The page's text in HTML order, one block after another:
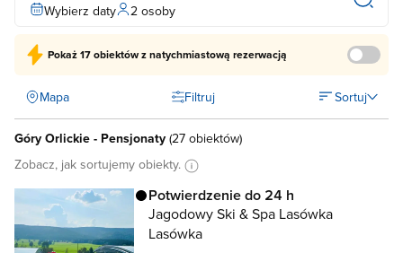
Wybierz daty 2 osoby
Pokaż17 obiektówz natychmiastową rezerwacją
Mapa Filtruj Sortuj
Góry Orlickie - Pensjonaty (27 obiektów)
Zobacz, jak sortujemy obiekty.
Potwierdzenie do 24 h
Jagodowy Ski & Spa Lasówka
Lasówka